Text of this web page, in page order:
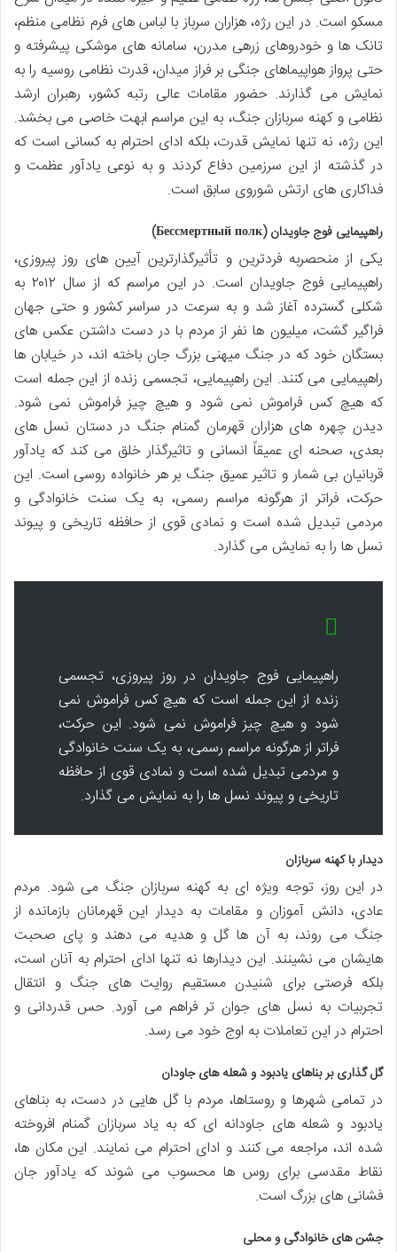
مسکو است. در این رژه، هزاران سرباز با لباس های فرم نظامی منظم،
تانک ها و خودروهای زرهی مدرن، سامانه های موشکی پیشرفته و
حتی پرواز هواپیماهای جنگی بر فراز میدان، قدرت نظامی روسیه را به
نمایش می گذارند. حضور مقامات عالی رتبه کشور، رهبران ارشد
نظامی و کهنه سربازان جنگ، به این مراسم ابهت خاصی می بخشد.
این رژه، نه تنها نمایش قدرت، بلکه ادای احترام به کسانی است که
در گذشته از این سرزمین دفاع کردند و به نوعی یادآور عظمت و
فداکاری های ارتش شوروی سابق است.
راهپیمایی فوج جاویدان (Бессмертный полк)
یکی از منحصربه فردترین و تأثیرگذارترین آیین های روز پیروزی،
راهپیمایی فوج جاویدان است. در این مراسم که از سال ۲۰۱۲ به
شکلی گسترده آغاز شد و به سرعت در سراسر کشور و حتی جهان
فراگیر گشت، میلیون ها نفر از مردم با در دست داشتن عکس های
بستگان خود که در جنگ میهنی بزرگ جان باخته اند، در خیابان ها
راهپیمایی می کنند. این راهپیمایی، تجسمی زنده از این جمله است
که هیچ کس فراموش نمی شود و هیچ چیز فراموش نمی شود.
دیدن چهره های هزاران قهرمان گمنام جنگ در دستان نسل های
بعدی، صحنه ای عمیقاً انسانی و تاثیرگذار خلق می کند که یادآور
قربانیان بی شمار و تاثیر عمیق جنگ بر هر خانواده روسی است. این
حرکت، فراتر از هرگونه مراسم رسمی، به یک سنت خانوادگی و
مردمی تبدیل شده است و نمادی قوی از حافظه تاریخی و پیوند
نسل ها را به نمایش می گذارد.
راهپیمایی فوج جاویدان در روز پیروزی، تجسمی
زنده از این جمله است که هیچ کس فراموش نمی
شود و هیچ چیز فراموش نمی شود. این حرکت،
فراتر از هرگونه مراسم رسمی، به یک سنت خانوادگی
و مردمی تبدیل شده است و نمادی قوی از حافظه
تاریخی و پیوند نسل ها را به نمایش می گذارد.
دیدار با کهنه سربازان
در این روز، توجه ویژه ای به کهنه سربازان جنگ می شود. مردم
عادی، دانش آموزان و مقامات به دیدار این قهرمانان بازمانده از
جنگ می روند، به آن ها گل و هدیه می دهند و پای صحبت
هایشان می نشینند. این دیدارها نه تنها ادای احترام به آنان است،
بلکه فرصتی برای شنیدن مستقیم روایت های جنگ و انتقال
تجربیات به نسل های جوان تر فراهم می آورد. حس قدردانی و
احترام در این تعاملات به اوج خود می رسد.
گل گذاری بر بناهای یادبود و شعله های جاودان
در تمامی شهرها و روستاها، مردم با گل هایی در دست، به بناهای
یادبود و شعله های جاودانه ای که به یاد سربازان گمنام افروخته
شده اند، مراجعه می کنند و ادای احترام می نمایند. این مکان ها،
نقاط مقدسی برای روس ها محسوب می شوند که یادآور جان
فشانی های بزرگ است.
جشن های خانوادگی و محلی